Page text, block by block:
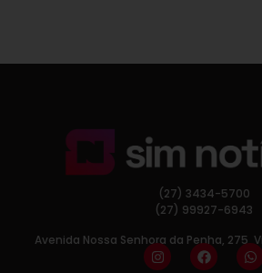
(27) 3434-5700
(27) 99927-6943
Avenida Nossa Senhora da Penha, 275,